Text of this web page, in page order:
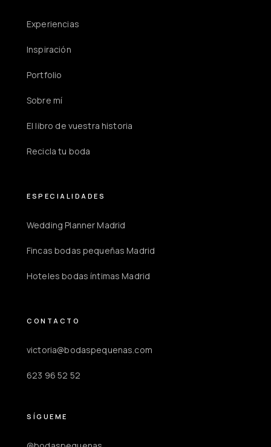
Experiencias
Inspiración
Portfolio
Sobre mí
El libro de vuestra historia
Recicla tu boda
ESPECIALIDADES
Wedding Planner Madrid
Fincas bodas pequeñas Madrid
Hoteles bodas íntimas Madrid
CONTACTO
victoria@bodaspequenas.com
623 96 52 52
SÍGUEME